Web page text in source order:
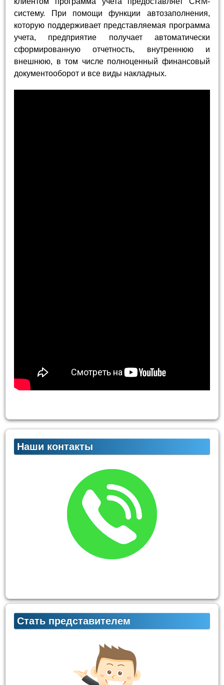
систему. При помощи функции автозаполнения,
которую поддерживает представляемая программа
учета, предприятие получает автоматически
сформированную отчетность, внутреннюю и
внешнюю, в том числе полноценный финансовый
документооборот и все виды накладных.
Наши контакты
Стать представителем